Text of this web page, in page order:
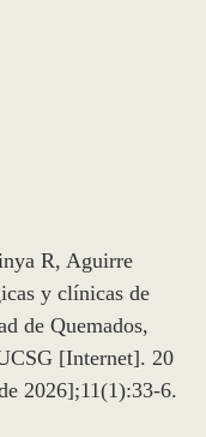
R, Aguirre
y clínicas de
de Quemados,
[Internet]. 20
2026];11(1):33-6.